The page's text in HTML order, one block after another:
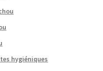
hygiéniques